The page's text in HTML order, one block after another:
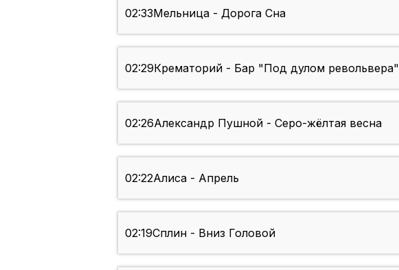
02:33Мельница - Дорога Сна
02:29Крематорий - Бар "Под дулом револьвера"
02:26Александр Пушной - Серо-жёлтая весна
02:22Алиса - Апрель
02:19Сплин - Вниз Головой